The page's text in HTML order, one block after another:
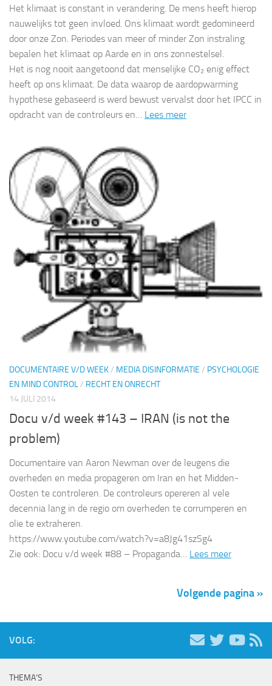
Het klimaat is constant in verandering. De mens heeft hierop
nauwelijks tot geen invloed. Ons klimaat wordt gedomineerd
door onze Zon. Periodes van meer of minder Zon instraling
bepalen het klimaat op Aarde en in ons zonnestelsel.
Het is nog nooit aangetoond dat menselijke CO₂ enig effect
heeft op ons klimaat. De data waarop de aardopwarming
hypothese gebaseerd is werd bewust vervalst door het IPCC in
opdracht van de controleurs en… Lees meer
DOCUMENTAIRE V/D WEEK/ MEDIA DISINFORMATIE / PSYCHOLOGIE
EN MIND CONTROL/ RECHT EN ONRECHT
14 JULI 2014
Docu v/d week #143 – IRAN (is not the
problem)
Documentaire van Aaron Newman over de leugens die
overheden en media propageren om Iran en het Midden-
Oosten te controleren. De controleurs opereren al vele
decennia lang in de regio om overheden te corrumperen en
olie te extraheren.
https://www.youtube.com/watch?v=a8Jg41szSg4
Zie ook: Docu v/d week #88 – Propaganda… Lees meer
Volgende pagina »
VOLG:
THEMA’S